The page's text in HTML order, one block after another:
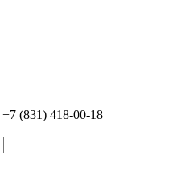
+7 (831) 418-00-18